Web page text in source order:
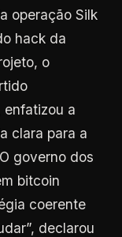
operação Silk
hack da
o
enfatizou a
clara para a
governo dos
bitcoin
coerente
declarou